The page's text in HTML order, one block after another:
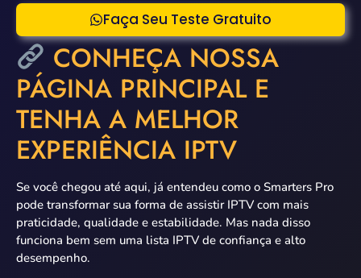
Faça Seu Teste Gratuito
CONHEÇA NOSSA
PÁGINA PRINCIPAL E
TENHA A MELHOR
EXPERIÊNCIA IPTV
Se você chegou até aqui, já entendeu como o Smarters Pro
pode transformar sua forma de assistir IPTV com mais
praticidade, qualidade e estabilidade. Mas nada disso
funciona bem sem uma lista IPTV de confiança e alto
desempenho.